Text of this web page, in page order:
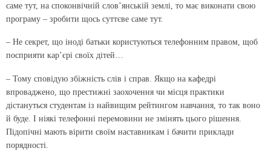
саме тут, на споконвічній слов’янській землі, то має виконати свою
програму – зробити щось суттєве саме тут.
– Не секрет, що іноді батьки користуються телефонним правом, щоб
посприяти кар’єрі своїх дітей…
– Тому сповідую збіжність слів і справ. Якщо на кафедрі
впроваджено, що престижні заохочення чи місця практики
дістануться студентам із найвищим рейтингом навчання, то так воно
й буде. І ніякі телефонні перемовини не змінять цього рішення.
Підопічні мають вірити своїм наставникам і бачити приклади
порядності.